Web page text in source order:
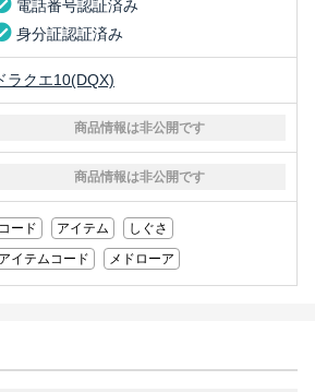
電話番号認証済み
身分証認証済み
ラクエ10(DQX)
商品情報は非公開です
商品情報は非公開です
コード アイテム
しぐさ
アイテムコード
メドローア